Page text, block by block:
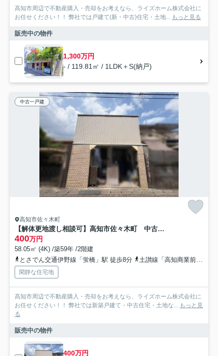
高知市周辺で不動産購入・売却をお考えなら、ライズホーム株式会社に
お任せください！！ 弊社では戸建て(新・中古)住宅・土地... もっと見る
販売中の物件
1,300万円
- / 119.81㎡ / 1LDK＋S(納戸)
中古一戸建
高知市佐々木町
【解体更地渡し相談可】高知市佐々木町 中古一戸建て
400万円
58.05㎡ (4K) /築59年 /2階建
とさでん交通伊野線「蛍橋」駅 徒歩8分
土讃線「高知商業前」駅 徒歩11分
閑静な住宅地
高知市周辺で不動産購入・売却をお考えなら、ライズホーム株式会社に
お任せください！！ 弊社では新築戸建て・中古住宅・土地な... もっと見
る
販売中の物件
400万円